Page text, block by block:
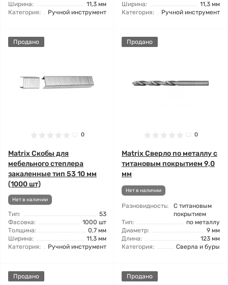
Ширина:
11,3 мм
Категория:
Ручной инструмент
Ширина:
11,3 мм
Категория:
Ручной инструмент
Продано
0
Matrix Скобы для
мебельного степлера
закаленные тип 53 10 мм
(1000 шт)
Нет в наличии
Тип:
53
Фасовка:
1000 шт
Толщина:
0,7 мм
Ширина:
11,3 мм
Категория:
Ручной инструмент
Продано
0
Matrix Сверло по металлу с
титановым покрытием 9,0
мм
Нет в наличии
Разновидность:
С титановым
покрытием
Тип:
по металлу
Диаметр:
9 мм
Длина:
123 мм
Категория:
Сверла и буры
Продано Продано